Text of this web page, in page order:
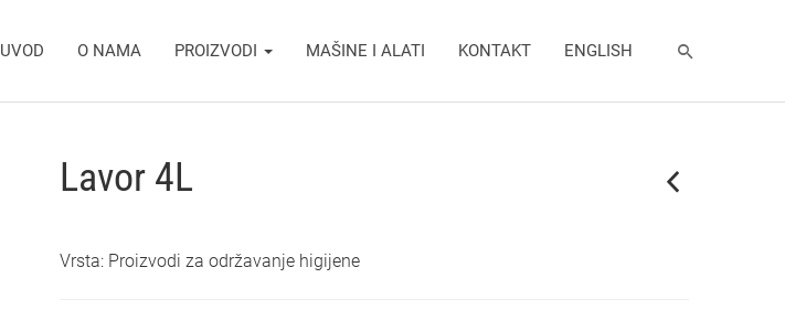
UVOD O NAMA PROIZVODI MAŠINE I ALATI KONTAKT ENGLISH
Lavor 4L
Vrsta: Proizvodi za održavanje higijene